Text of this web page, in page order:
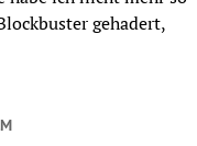
gehadert,